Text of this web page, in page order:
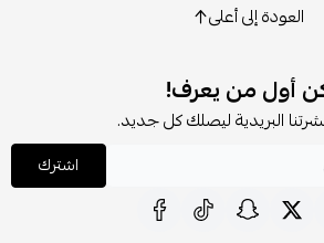
العودة إلى أعلى
أول من يعرف!
البريدية ليصلك كل جديد.
اشترك